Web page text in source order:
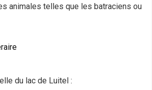
animales telles que les batraciens ou
du lac de Luitel :